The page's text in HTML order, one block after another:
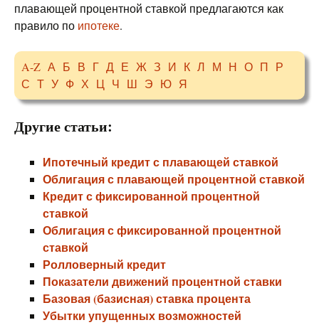
плавающей процентной ставкой предлагаются как
правило по ипотеке.
A-Z А Б В Г Д Е Ж З И К Л М Н О П Р
С Т У Ф Х Ц Ч Ш Э Ю Я
Другие статьи:
Ипотечный кредит с плавающей ставкой
Облигация с плавающей процентной ставкой
Кредит с фиксированной процентной
ставкой
Облигация с фиксированной процентной
ставкой
Ролловерный кредит
Показатели движений процентной ставки
Базовая (базисная) ставка процента
Убытки упущенных возможностей